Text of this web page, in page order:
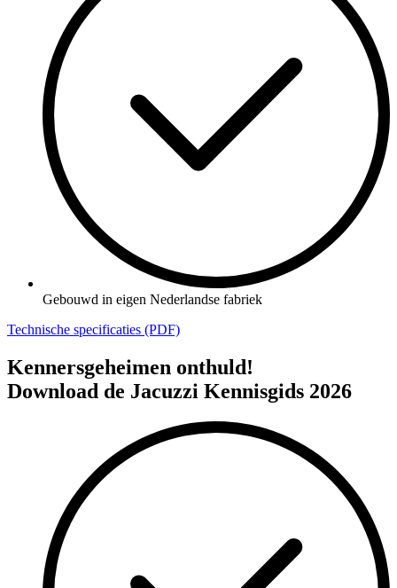
Gebouwd in eigen Nederlandse fabriek
Technische specificaties (PDF)
Kennersgeheimen onthuld!
Download de Jacuzzi Kennisgids 2026